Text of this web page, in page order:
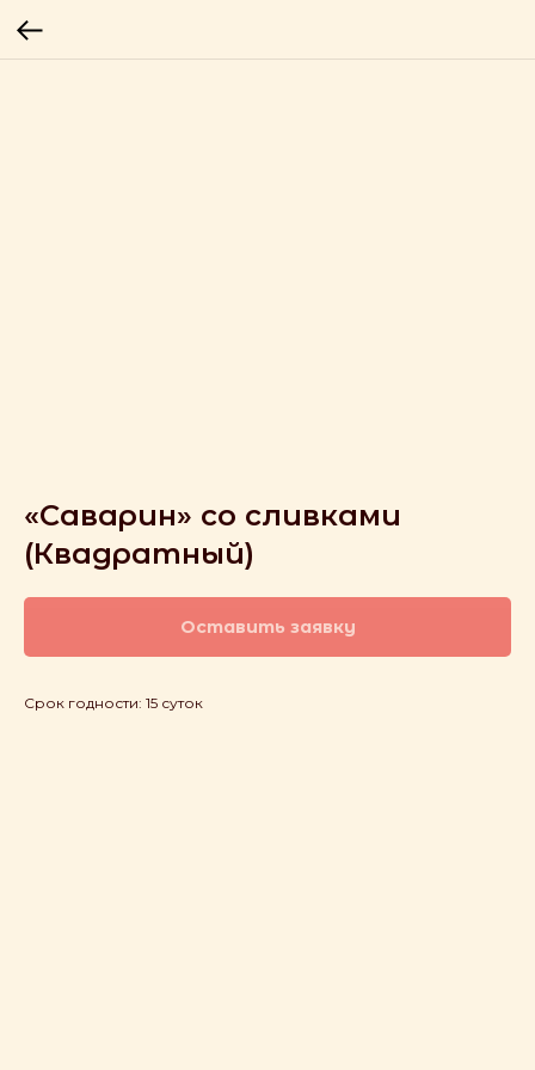
«Саварин» со сливками
(Квадратный)
Оставить заявку
Срок годности: 15 суток